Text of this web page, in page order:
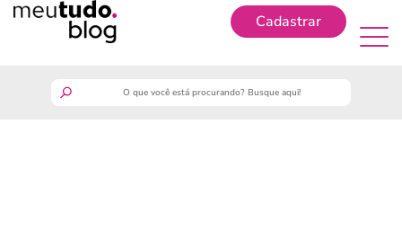
Cadastrar